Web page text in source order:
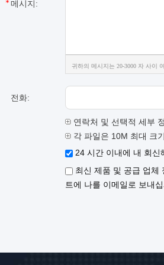
메시지:
귀하의 메시지는 20-3000 자 사이
전화:
연락처 및 선택적 세부
각 파일은 10M 최대 크기.
24 시간 이내에 내 회신
최신 제품 및 공급 업체
트에 나를 이메일로 보내십